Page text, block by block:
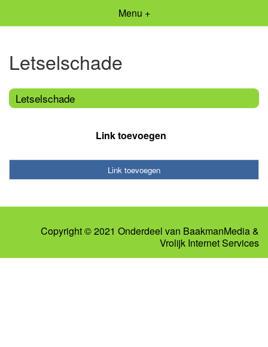
Menu +
Letselschade
Letselschade
Link toevoegen
Link toevoegen
Copyright © 2021 Onderdeel van BaakmanMedia&
Vrolijk Internet Services